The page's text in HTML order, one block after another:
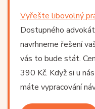
Vyřešte libovolný
Dostupného
navrhneme řešení
vás to bude stát.
390 Kč. Když si u
máte vypracování